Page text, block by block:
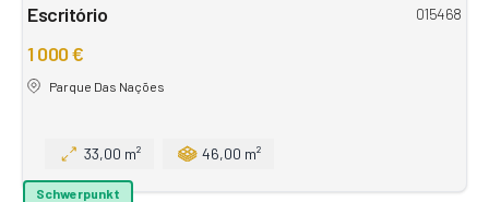
Escritório 015468
1 000 €
Parque Das Nações
33,00 m² 46,00 m²
Schwerpunkt